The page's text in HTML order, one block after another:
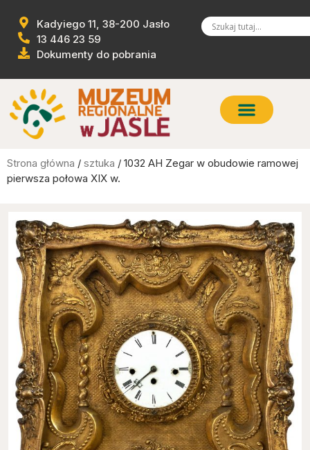
Kadyiego 11, 38-200 Jasło
13 446 23 59
Dokumenty do pobrania
Strona główna / sztuka / 1032 AH Zegar w obudowie ramowej
pierwsza połowa XIX w.